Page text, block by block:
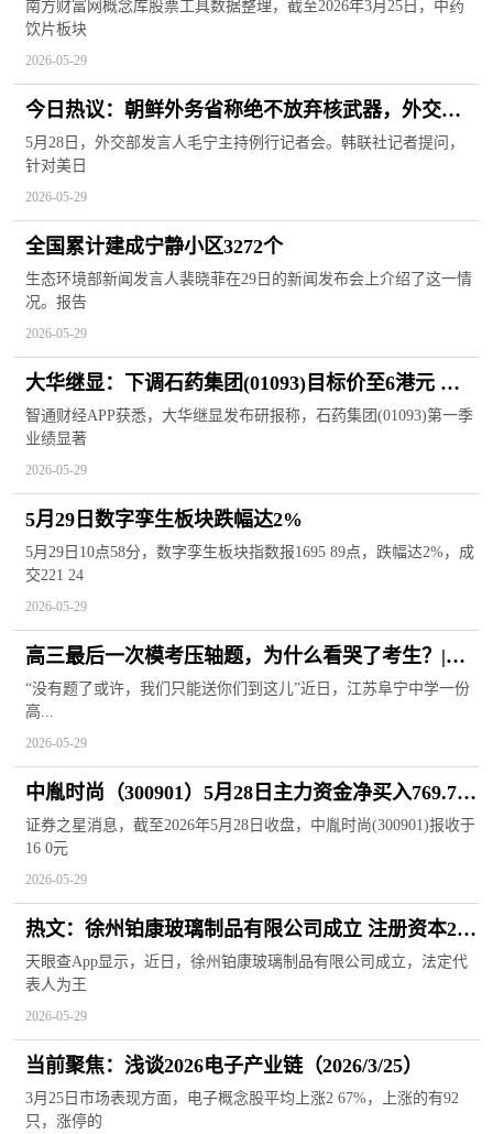
南方财富网概念库股票工具数据整理，截至2026年3月25日，中药
饮片板块
2026-05-29
今日热议：朝鲜外务省称绝不放弃核武器，外交部
表态
5月28日，外交部发言人毛宁主持例行记者会。韩联社记者提问，
针对美日
2026-05-29
全国累计建成宁静小区3272个
生态环境部新闻发言人裴晓菲在29日的新闻发布会上介绍了这一情
况。报告
2026-05-29
大华继显：下调石药集团(01093)目标价至6港元 评
级降至“沽出”
智通财经APP获悉，大华继显发布研报称，石药集团(01093)第一季
业绩显著
2026-05-29
5月29日数字孪生板块跌幅达2%
5月29日10点58分，数字孪生板块指数报1695 89点，跌幅达2%，成
交221 24
2026-05-29
高三最后一次模考压轴题，为什么看哭了考生？|百
事通
“没有题了或许，我们只能送你们到这儿”近日，江苏阜宁中学一份
高...
2026-05-29
中胤时尚（300901）5月28日主力资金净买入769.76
万元
证券之星消息，截至2026年5月28日收盘，中胤时尚(300901)报收于
16 0元
2026-05-29
热文：徐州铂康玻璃制品有限公司成立 注册资本20
万人民币
天眼查App显示，近日，徐州铂康玻璃制品有限公司成立，法定代
表人为王
2026-05-29
当前聚焦：浅谈2026电子产业链（2026/3/25）
3月25日市场表现方面，电子概念股平均上涨2 67%，上涨的有92
只，涨停的